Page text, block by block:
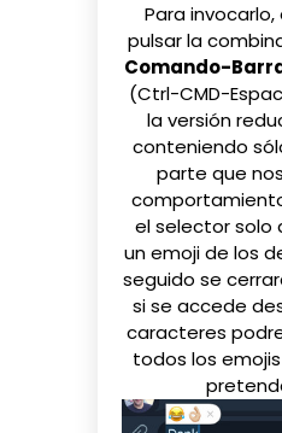
Para
pulsar la
Comando-
(Ctrl-CMD-
la versión
conteniendo
parte que
el selector solo
un emoji de los
seguido se
si se accede
caracteres
todos los